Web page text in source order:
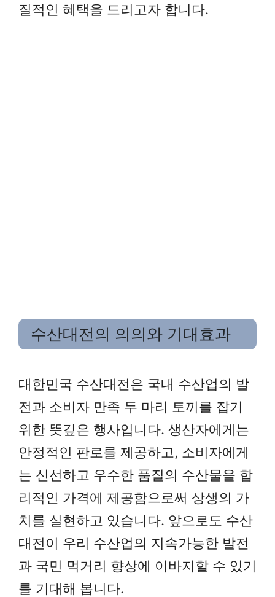
질적인 혜택을 드리고자 합니다.
수산대전의 의의와 기대효과
대한민국 수산대전은 국내 수산업의 발
전과 소비자 만족 두 마리 토끼를 잡기
위한 뜻깊은 행사입니다. 생산자에게는
안정적인 판로를 제공하고, 소비자에게
는 신선하고 우수한 품질의 수산물을 합
리적인 가격에 제공함으로써 상생의 가
치를 실현하고 있습니다. 앞으로도 수산
대전이 우리 수산업의 지속가능한 발전
과 국민 먹거리 향상에 이바지할 수 있기
를 기대해 봅니다.